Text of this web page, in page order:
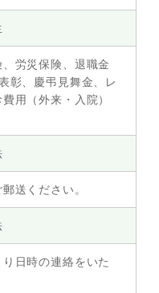
労災保険、退職金
彰、慶弔見舞金、レ
用（外来・入院）
送ください。
日時の連絡をいた